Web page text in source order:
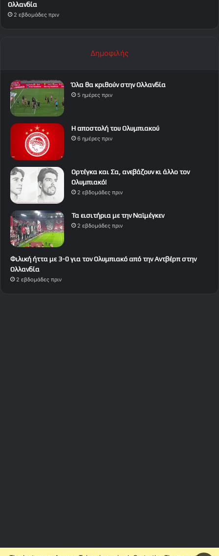
Ολλανδία
2 εβδομάδες πριν
Δημοφιλής
Όλα θα κριθούν στην Ολλανδία
5 ημέρες πριν
Η αποστολή του Ολυμπιακού
6 ημέρες πριν
Ορτέγκα και Σα, ανεβάζουν κι άλλο τον
Ολυμπιακό!
2 εβδομάδες πριν
Τα εισιτήρια με την Ναϊμέγκεν
2 εβδομάδες πριν
Φιλική ήττα με 3-0 για τον Ολυμπιακό από την Αντβέρπ στην
Ολλανδία
2 εβδομάδες πριν